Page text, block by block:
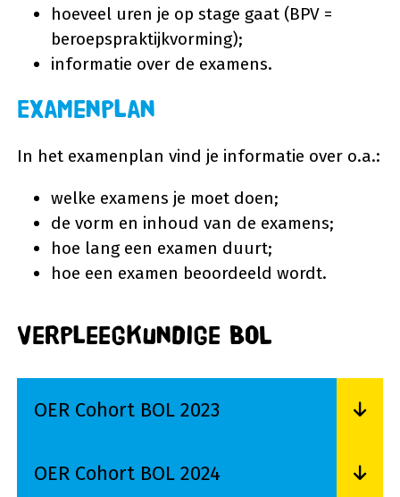
hoeveel uren je op stage gaat (BPV =
beroepspraktijkvorming);
informatie over de examens.
Examenplan
In het examenplan vind je informatie over o.a.:
welke examens je moet doen;
de vorm en inhoud van de examens;
hoe lang een examen duurt;
hoe een examen beoordeeld wordt.
Verpleegkundige BOL
OER Cohort BOL 2023
OER Cohort BOL 2024